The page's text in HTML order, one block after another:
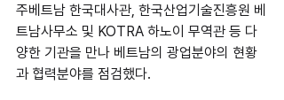
주베트남 한국대사관, 한국산업기술진흥원 베
트남사무소 및 KOTRA 하노이 무역관 등 다
양한 기관을 만나 베트남의 광업분야의 현황
과 협력분야를 점검했다.